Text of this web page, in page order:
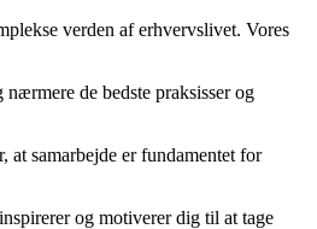
verden af erhvervslivet. Vores
de bedste praksisser og
samarbejde er fundamentet for
og motiverer dig til at tage